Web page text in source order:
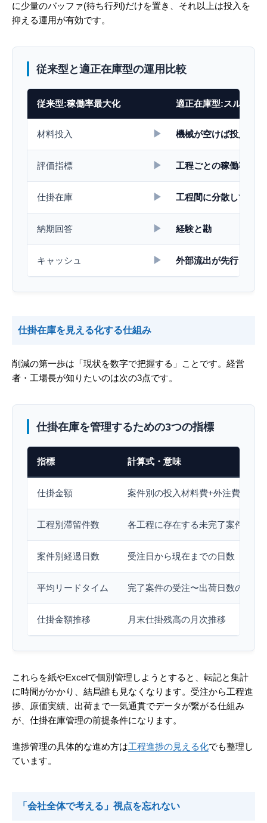
に少量のバッファ(待ち行列)だけを置き、それ以上は投入を
抑える運用が有効です。
従来型と適正在庫型の運用比較
従来型:稼働率最大化 適正在庫型:スループ
材料投入 ▶ 機械が空けば投入
評価指標 ▶ 工程ごとの稼働率
仕掛在庫 ▶ 工程間に分散して滞留
納期回答 ▶ 経験と勘
キャッシュ ▶ 外部流出が先行
仕掛在庫を見える化する仕組み
削減の第一歩は「現状を数字で把握する」ことです。経営
者・工場長が知りたいのは次の3点です。
仕掛在庫を管理するための3つの指標
指標 計算式・意味
仕掛金額 案件別の投入材料費+外注費+消化
工程別滞留件数 各工程に存在する未完了案件の数
案件別経過日数 受注日から現在までの日数
平均リードタイム 完了案件の受注〜出荷日数の平均
仕掛金額推移 月末仕掛残高の月次推移
これらを紙やExcelで個別管理しようとすると、転記と集計
に時間がかかり、結局誰も見なくなります。受注から工程進
捗、原価実績、出荷まで一気通貫でデータが繋がる仕組み
が、仕掛在庫管理の前提条件になります。
進捗管理の具体的な進め方は工程進捗の見える化でも整理し
ています。
「会社全体で考える」視点を忘れない